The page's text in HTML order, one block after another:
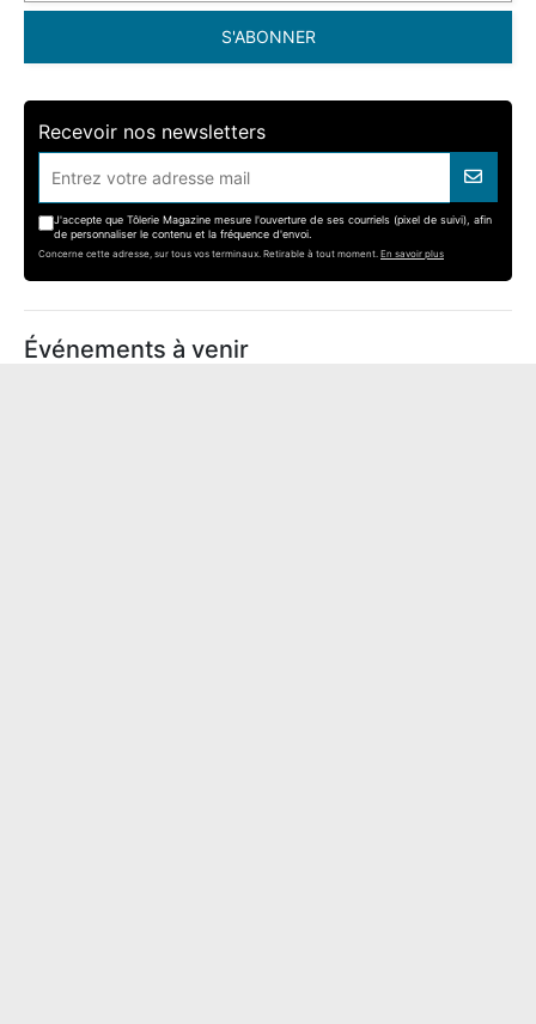
S'ABONNER
Recevoir nos newsletters
J'accepte que Tôlerie Magazine mesure l'ouverture de ses courriels (pixel de suivi), afin
de personnaliser le contenu et la fréquence d'envoi.
Concerne cette adresse, sur tous vos terminaux. Retirable à tout moment. En savoir plus
Événements à venir